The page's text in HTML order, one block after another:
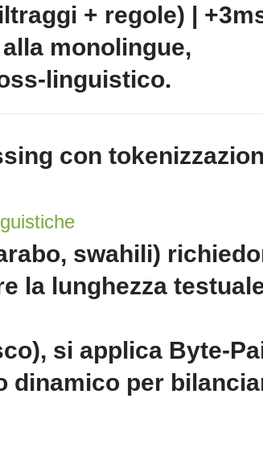
+ regole) |
monolingue,
linguistico.
con
swahili)
la lunghezza
si applica Byte-
dinamico per